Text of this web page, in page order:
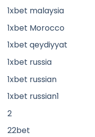
1xbet malaysia
1xbet Morocco
1xbet qeydiyyat
1xbet russia
1xbet russian
1xbet russian1
2
22bet